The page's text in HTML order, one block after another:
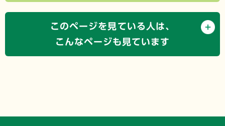
このページを見ている人は、
こんなページも見ています